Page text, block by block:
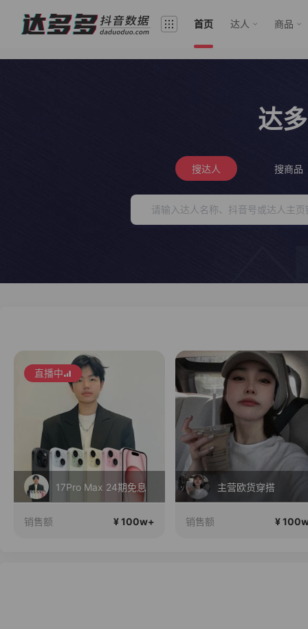
首页 达人 商品
达
搜达人 搜商品
直播中
17Pro Max 24期免息
销售额 ¥ 100w+
主营欧货穿搭
销售额 ¥